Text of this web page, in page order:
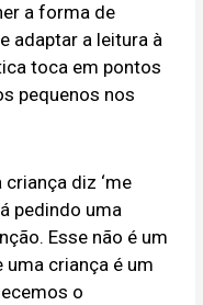
a forma de
adaptar a leitura à
toca em pontos
pequenos nos
diz ‘me
pedindo uma
Esse não é um
criança é um
o